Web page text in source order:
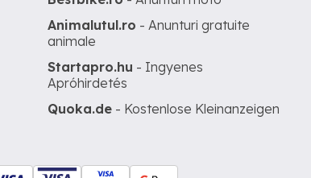
Animalutul.ro - Anunturi gratuite
animale
Startapro.hu - Ingyenes
Apróhirdetés
Quoka.de - Kostenlose Kleinanzeigen